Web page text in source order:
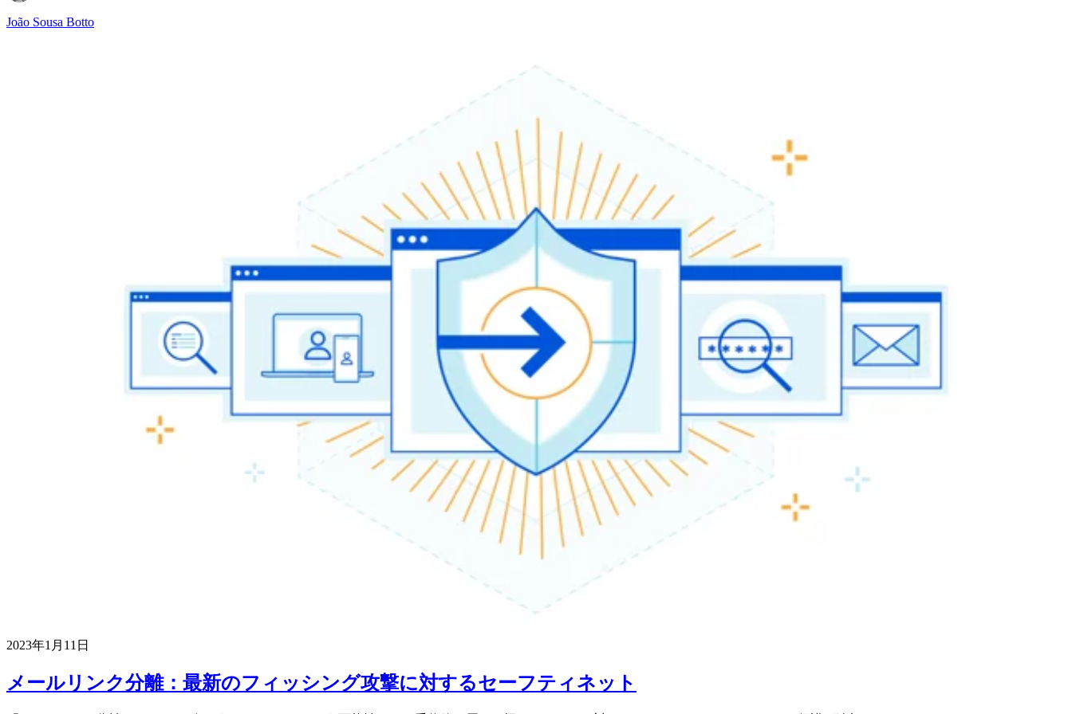
João Sousa Botto
2023年1月11日
メールリンク分離：最新のフィッシング攻撃に対するセーフティネット